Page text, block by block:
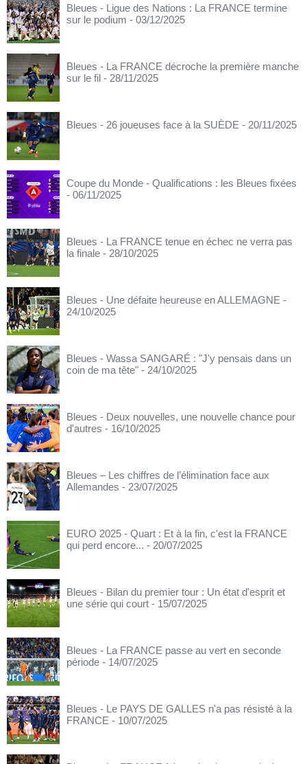
Bleues - Ligue des Nations : La FRANCE termine
sur le podium - 03/12/2025
Bleues - La FRANCE décroche la première manche
sur le fil - 28/11/2025
Bleues - 26 joueuses face à la SUÈDE - 20/11/2025
Coupe du Monde - Qualifications : les Bleues fixées
- 06/11/2025
Bleues - La FRANCE tenue en échec ne verra pas
la finale - 28/10/2025
Bleues - Une défaite heureuse en ALLEMAGNE -
24/10/2025
Bleues - Wassa SANGARÉ : "J'y pensais dans un
coin de ma tête" - 24/10/2025
Bleues - Deux nouvelles, une nouvelle chance pour
d'autres - 16/10/2025
Bleues – Les chiffres de l’élimination face aux
Allemandes - 23/07/2025
EURO 2025 - Quart : Et à la fin, c'est la FRANCE
qui perd encore... - 20/07/2025
Bleues - Bilan du premier tour : Un état d'esprit et
une série qui court - 15/07/2025
Bleues - La FRANCE passe au vert en seconde
période - 14/07/2025
Bleues - Le PAYS DE GALLES n'a pas résisté à la
FRANCE - 10/07/2025